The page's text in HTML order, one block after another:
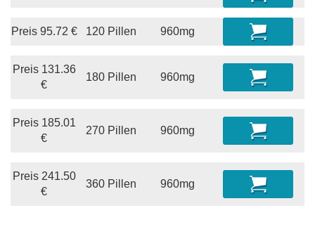
Preis 95.72 € 120 Pillen 960mg
Preis 131.36
€
180 Pillen 960mg
Preis 185.01
€
270 Pillen 960mg
Preis 241.50
€
360 Pillen 960mg